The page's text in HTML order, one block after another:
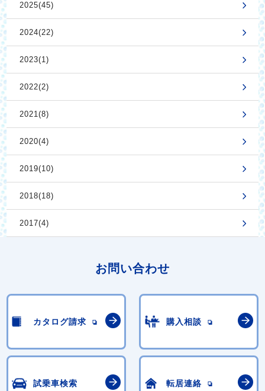
2025(45)
2024(22)
2023(1)
2022(2)
2021(8)
2020(4)
2019(10)
2018(18)
2017(4)
お問い合わせ
カタログ請求 購入相談
試乗車検索 転居連絡